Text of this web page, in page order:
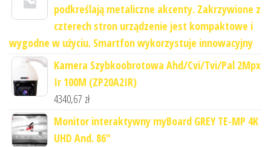
podkreślają metaliczne akcenty. Zakrzywione z
czterech stron urządzenie jest kompaktowe i
wygodne w użyciu. Smartfon wykorzystuje innowacyjny
Kamera Szybkoobrotowa Ahd/Cvi/Tvi/Pal 2Mpx
Ir 100M (ZP20A2IR)
4340,67 zł
Monitor interaktywny myBoard GREY TE-MP 4K
UHD And. 86"